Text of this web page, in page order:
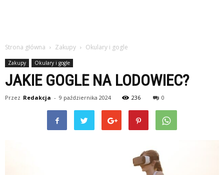
Strona główna Zakupy Okulary i gogle
Zakupy Okulary i gogle
JAKIE GOGLE NA LODOWIEC?
Przez Redakcja - 9 października 2024 236 0